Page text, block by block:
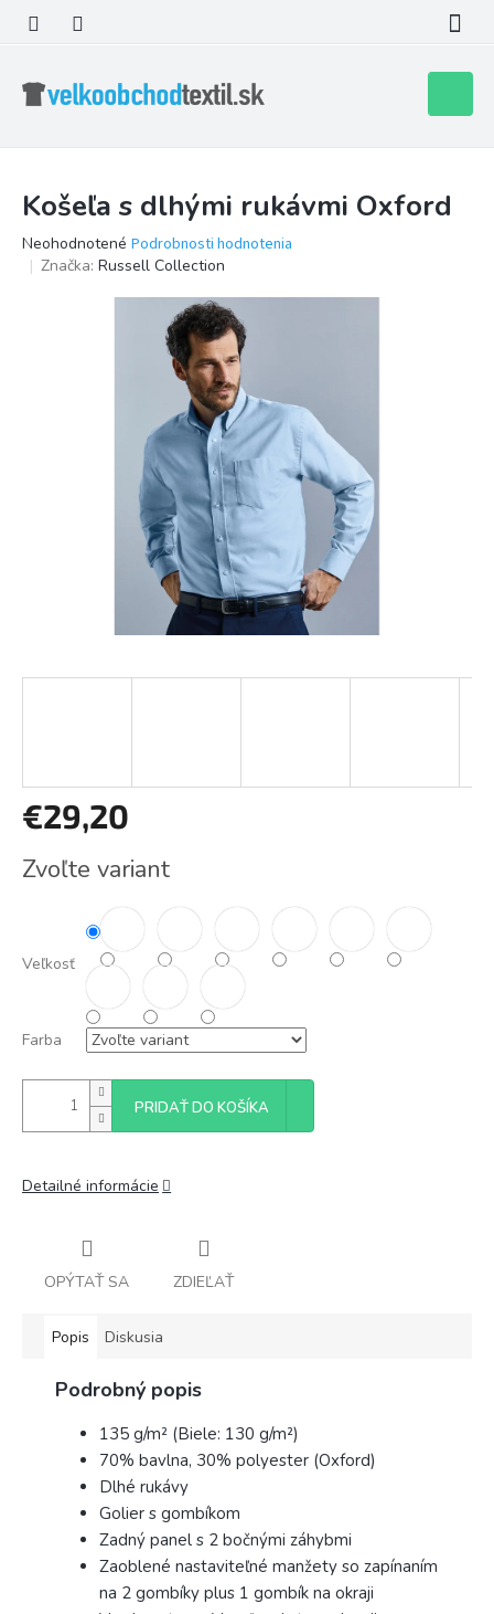
obsah
košík
Košeľa s dlhými rukávmi Oxford
Priemerné
hodnotenie
Neohodnotené Podrobnosti hodnotenia
Značka: Russell Collection
€29,20
cena:
Zvoľte variant
Veľkosť
Farba
PRIDAŤ DO KOŠÍKA
Detailné informácie
OPÝTAŤ SA ZDIEĽAŤ
Popis Diskusia
Podrobný popis
135 g/m² (Biele: 130 g/m²)
70% bavlna, 30% polyester (Oxford)
Dlhé rukávy
Golier s gombíkom
Zadný panel s 2 bočnými záhybmi
Zaoblené nastaviteľné manžety so zapínaním
na 2 gombíky plus 1 gombík na okraji